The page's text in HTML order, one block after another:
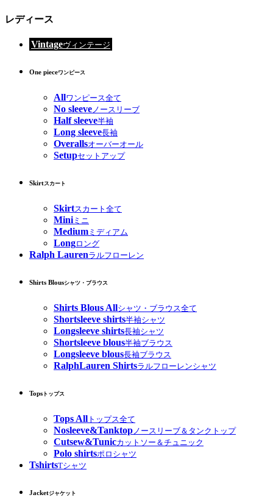
レディース
Vintageヴィンテージ
One pieceワンピース
Allワンピース全て
No sleeveノースリーブ
Half sleeve半袖
Long sleeve長袖
Overallsオーバーオール
Setupセットアップ
Skirtスカート
Skirtスカート全て
Miniミニ
Medium ミディアム
Longロング
Ralph Laurenラルフローレン
Shirts Blousシャツ・ブラウス
Shirts Blous Allシャツ・ブラウス全て
Shortsleeve shirts半袖シャツ
Longsleeve shirts長袖シャツ
Shortsleeve blous半袖ブラウス
Longsleeve blous長袖ブラウス
RalphLauren Shirtsラルフローレンシャツ
Tops トップス
Tops All トップス全て
Nosleeve&Tanktop ノースリーブ＆タンクトップ
Cutsew&Tunicカットソー＆チュニック
Polo shirtsポロシャツ
TshirtsTシャツ
Jacketジャケット